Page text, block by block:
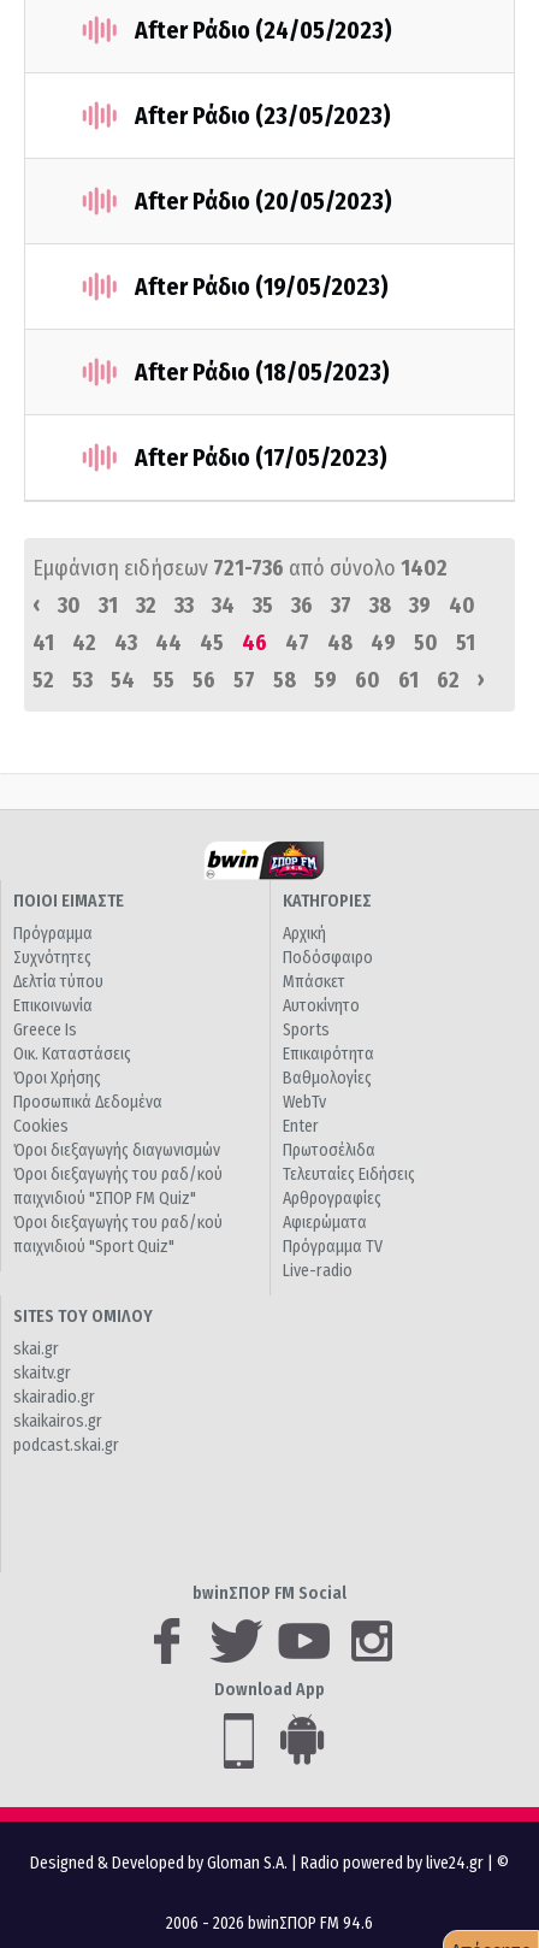
After Ράδιο (24/05/2023)
After Ράδιο (23/05/2023)
After Ράδιο (20/05/2023)
After Ράδιο (19/05/2023)
After Ράδιο (18/05/2023)
After Ράδιο (17/05/2023)
Εμφάνιση ειδήσεων 721-736 από σύνολο 1402
‹
30 31 32 33 34 35 36 37 38 39
40
41
42 43 44 45 46 47 48 49 50
51
52
53 54 55 56 57 58 59 60 61 62 ›
ΠΟΙΟΙ ΕΙΜΑΣΤΕ
Πρόγραμμα
Συχνότητες
Δελτία τύπου
Επικοινωνία
Greece Is
Οικ. Καταστάσεις
Όροι Χρήσης
Προσωπικά Δεδομένα
Cookies
Όροι διεξαγωγής διαγωνισμών
Όροι διεξαγωγής του ραδ/κού
παιχνιδιού "ΣΠΟΡ FM Quiz"
Όροι διεξαγωγής του ραδ/κού
παιχνιδιού "Sport Quiz"
ΚΑΤΗΓΟΡΙΕΣ
Αρχική
Ποδόσφαιρο
Μπάσκετ
Αυτοκίνητο
Sports
Επικαιρότητα
Βαθμολογίες
WebTv
Enter
Πρωτοσέλιδα
Τελευταίες Ειδήσεις
Αρθρογραφίες
Αφιερώματα
Πρόγραμμα TV
Live-radio
SITES ΤΟΥ ΟΜΙΛΟΥ
skai.gr
skaitv.gr
skairadio.gr
skaikairos.gr
podcast.skai.gr
bwinΣΠΟΡ FM Social
Download App
Designed & Developed by Gloman S.A. Radio powered by live24.gr | ©
2006 - 2026 bwinΣΠΟΡ FM 94.6